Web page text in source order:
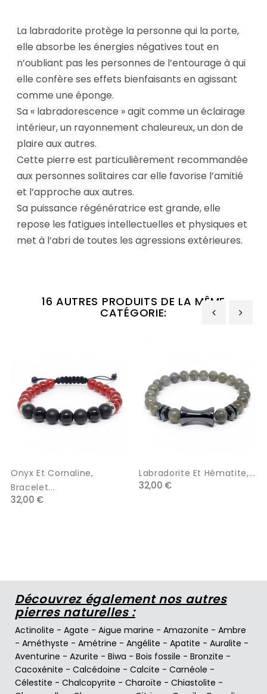
La labradorite protège la personne qui la porte,
elle absorbe les énergies négatives tout en
n’oubliant pas les personnes de l’entourage à qui
elle confère ses effets bienfaisants en agissant
comme une éponge.
Sa « labradorescence » agit comme un éclairage
intérieur, un rayonnement chaleureux, un don de
plaire aux autres.
Cette pierre est particulièrement recommandée
aux personnes solitaires car elle favorise l’amitié
et l’approche aux autres.
Sa puissance régénératrice est grande, elle
repose les fatigues intellectuelles et physiques et
met à l’abri de toutes les agressions extérieures.
16 AUTRES PRODUITS DE LA MÊME
CATÉGORIE:
Onyx Et Cornaline,
Bracelet...
32,00 €
Labradorite Et Hématite,...
32,00 €
Découvrez également nos autres
pierres naturelles :
Actinolite - Agate - Aigue marine - Amazonite - Ambre
- Améthyste - Amétrine - Angélite - Apatite - Auralite -
Aventurine - Azurite - Biwa - Bois fossile - Bronzite -
Cacoxénite - Calcédoine - Calcite - Carnéole -
Célestite - Chalcopyrite - Charoïte - Chiastolite -